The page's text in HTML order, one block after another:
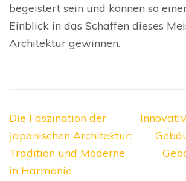
begeistert sein und können so
Einblick in das Schaffen dieses
Architektur gewinnen.
Beitragsnavigation
Die Faszination der
Japanischen Architektur:
Tradition und Moderne
in Harmonie